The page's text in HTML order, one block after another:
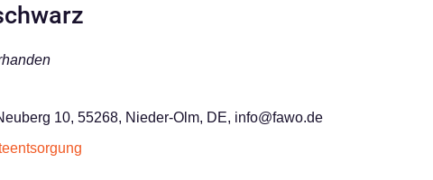
10, 55268, Nieder-Olm, DE, info@fawo.de